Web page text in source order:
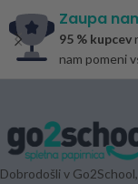
Zaupa
95 % kupcev
nam pomeni
Dobrodošli v